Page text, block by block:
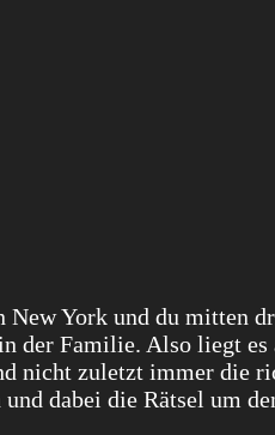
York und du mitten
der Familie. Also liegt
nicht zuletzt immer die
und dabei die Rätsel um